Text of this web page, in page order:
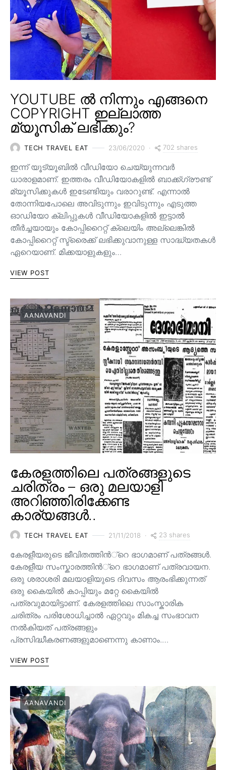
YOUTUBE ൽ നിന്നും എങ്ങനെ
COPYRIGHT ഇല്ലാത്ത
മ്യൂസിക് ലഭിക്കും?
TECH TRAVEL EAT 23/06/2020 702 shares
ഇന്ന് യൂട്യൂബിൽ വീഡിയോ ചെയ്യുന്നവർ
ധാരാളമാണ്. ഇത്തരം വീഡിയോകളിൽ ബാക്ക്ഗ്രൗണ്ട്
മ്യൂസിക്കുകൾ ഇടേണ്ടിയും വരാറുണ്ട്. എന്നാൽ
തോന്നിയപോലെ അവിടുന്നും ഇവിടുന്നും എടുത്ത
ഓഡിയോ ക്ലിപ്പുകൾ വീഡിയോകളിൽ ഇട്ടാൽ
തീർച്ചയായും കോപ്പിറൈറ്റ് ക്ലെയിം അല്ലെങ്കിൽ
കോപ്പിറൈറ്റ് സ്ട്രൈക്ക് ലഭിക്കുവാനുള്ള സാദ്ധ്യതകൾ
ഏറെയാണ്. മിക്കയാളുകളും…
VIEW POST
AANAVANDI
കേരളത്തിലെ പത്രങ്ങളുടെ
ചരിത്രം – ഒരു മലയാളി
അറിഞ്ഞിരിക്കേണ്ട
കാര്യങ്ങൾ..
TECH TRAVEL EAT 21/11/2018 23 shares
കേരളീയരുടെ ജീവിതത്തിന്‍്റെ ഭാഗമാണ് പത്രങ്ങള്‍.
കേരളീയ സംസ്കാരത്തിന്‍്റെ ഭാഗമാണ് പത്രവായന.
ഒരു ശരാശരി മലയാളിയുടെ ദിവസം ആരംഭിക്കുന്നത്
ഒരു കൈയില്‍ കാപ്പിയും മറ്റേ കൈയില്‍
പത്രവുമായിട്ടാണ്. കേരളത്തിലെ സാംസ്കാരിക
ചരിത്രം പരിശോധിച്ചാല്‍ ഏറ്റവും മികച്ച സംഭാവന
നല്‍കിയത് പത്രങ്ങളും
പ്രസിദ്ധീകരണങ്ങളുമാണെന്നു കാണാം.…
VIEW POST
AANAVANDI